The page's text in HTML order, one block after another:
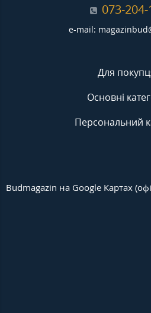
073-
e-mail:
Для
Основні
Персональний
Budmagazin на Google Картах